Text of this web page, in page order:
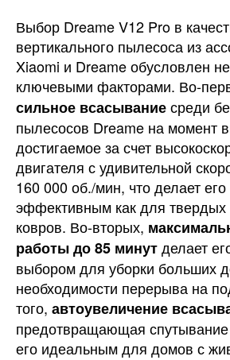
Выбор Dreame V12 Pro в
вертикального пылесоса из
Xiaomi и Dreame обусловлен
ключевыми факторами. Во-
сильное всасываниесреди
пылесосов Dreame на момент
достигаемое за счет
двигателя с удивительной
160 000 об./мин, что делает
эффективным как для твердых
ковров. Во-вторых,
работы до 85 минутделает
выбором для уборки больших
необходимости перерыва на
того, автоувеличение
предотвращающая
его идеальным для домов с